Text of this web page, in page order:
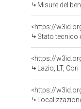
Misure del
<https://
Stato tecnico
<https://
Lazio, LT, Cori
<https://